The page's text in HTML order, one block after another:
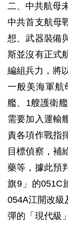
二、中共航母
中共首支航母
想、武器裝備
斯並沒有正式
編組兵力，將
一般美海軍航
艦、1艘護衛
需要加入運輸
責各項作戰指
目標偵察，補
藥等，據此預
旗9」的051C
054A江開改級
彈的「現代級